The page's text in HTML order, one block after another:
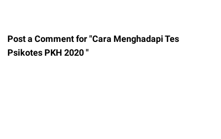
Post a Comment for "Cara Menghadapi Tes
Psikotes PKH 2020 "